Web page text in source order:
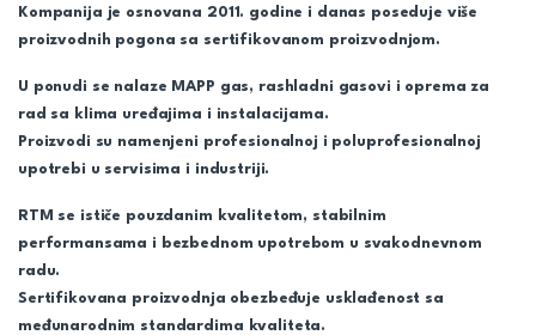
Kompanija je osnovana 2011. godine i danas poseduje više
proizvodnih pogona sa sertifikovanom proizvodnjom.
U ponudi se nalaze MAPP gas, rashladni gasovi i oprema za
rad sa klima uređajima i instalacijama.
Proizvodi su namenjeni profesionalnoj i poluprofesionalnoj
upotrebi u servisima i industriji.
RTM se ističe pouzdanim kvalitetom, stabilnim
performansama i bezbednom upotrebom u svakodnevnom
radu.
Sertifikovana proizvodnja obezbeđuje usklađenost sa
međunarodnim standardima kvaliteta.